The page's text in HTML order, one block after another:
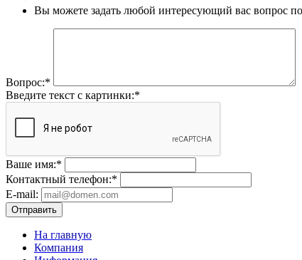
Вы можете задать любой интересующий вас вопрос
Вопрос:*
Введите текст с картинки:*
Ваше имя:*
Контактный телефон:*
E-mail:
Отправить
На главную
Компания